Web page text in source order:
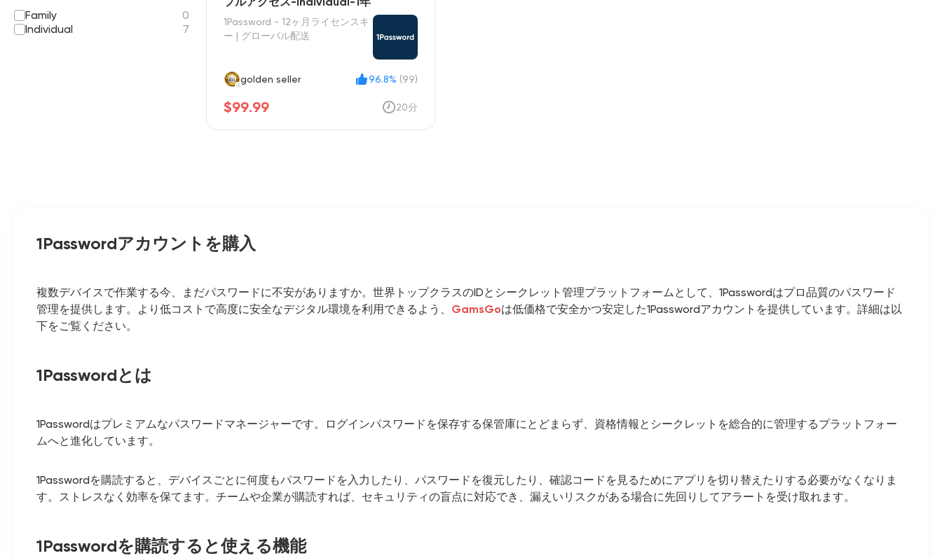
Family
0
Individual
7
1Password - 12ヶ月ライセンスキ
ー | グローバル配送
golden seller 96.8% (99)
$99.99 20分
1Passwordアカウントを購入
複数デバイスで作業する今、まだパスワードに不安がありますか。世界トップクラスのIDとシークレット管理プラットフォームとして、1Passwordはプロ品質のパスワード
管理を提供します。より低コストで高度に安全なデジタル環境を利用できるよう、 GamsGoは低価格で安全かつ安定した1Passwordアカウントを提供しています。詳細は以
下をご覧ください。
1Passwordとは
1Passwordはプレミアムなパスワードマネージャーです。ログインパスワードを保存する保管庫にとどまらず、資格情報とシークレットを総合的に管理するプラットフォー
ムへと進化しています。
1Passwordを購読すると、デバイスごとに何度もパスワードを入力したり、パスワードを復元したり、確認コードを見るためにアプリを切り替えたりする必要がなくなりま
す。ストレスなく効率を保てます。チームや企業が購読すれば、セキュリティの盲点に対応でき、漏えいリスクがある場合に先回りしてアラートを受け取れます。
1Passwordを購読すると使える機能